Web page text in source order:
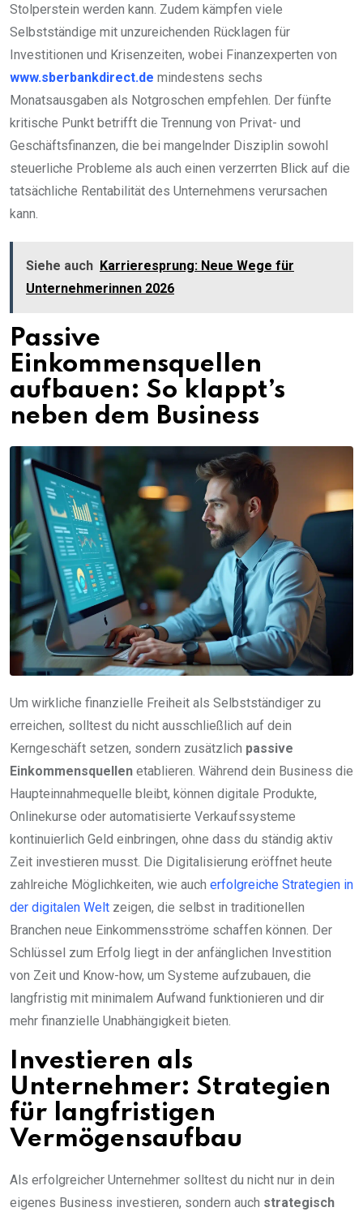
Stolperstein werden kann. Zudem kämpfen viele
Selbstständige mit unzureichenden Rücklagen für
Investitionen und Krisenzeiten, wobei Finanzexperten von
www.sberbankdirect.de mindestens sechs
Monatsausgaben als Notgroschen empfehlen. Der fünfte
kritische Punkt betrifft die Trennung von Privat- und
Geschäftsfinanzen, die bei mangelnder Disziplin sowohl
steuerliche Probleme als auch einen verzerrten Blick auf die
tatsächliche Rentabilität des Unternehmens verursachen
kann.
Siehe auch Karrieresprung: Neue Wege für
Unternehmerinnen 2026
Passive
Einkommensquellen
aufbauen: So klappt’s
neben dem Business
Um wirkliche finanzielle Freiheit als Selbstständiger zu
erreichen, solltest du nicht ausschließlich auf dein
Kerngeschäft setzen, sondern zusätzlich passive
Einkommensquellen etablieren. Während dein Business die
Haupteinnahmequelle bleibt, können digitale Produkte,
Onlinekurse oder automatisierte Verkaufssysteme
kontinuierlich Geld einbringen, ohne dass du ständig aktiv
Zeit investieren musst. Die Digitalisierung eröffnet heute
zahlreiche Möglichkeiten, wie auch erfolgreiche Strategien in
der digitalen Welt zeigen, die selbst in traditionellen
Branchen neue Einkommensströme schaffen können. Der
Schlüssel zum Erfolg liegt in der anfänglichen Investition
von Zeit und Know-how, um Systeme aufzubauen, die
langfristig mit minimalem Aufwand funktionieren und dir
mehr finanzielle Unabhängigkeit bieten.
Investieren als
Unternehmer: Strategien
für langfristigen
Vermögensaufbau
Als erfolgreicher Unternehmer solltest du nicht nur in dein
eigenes Business investieren, sondern auch strategisch